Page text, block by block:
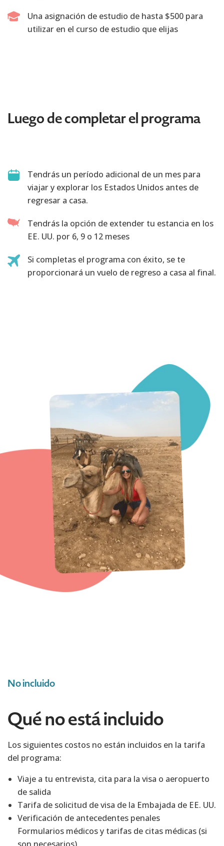
Una asignación de estudio de hasta $500 para
utilizar en el curso de estudio que elijas
Luego de completar el programa
Tendrás un período adicional de un mes para
viajar y explorar los Estados Unidos antes de
regresar a casa.
Tendrás la opción de extender tu estancia en los
EE. UU. por 6, 9 o 12 meses
Si completas el programa con éxito, se te
proporcionará un vuelo de regreso a casa al final.
No incluido
Qué no está incluido
Los siguientes costos no están incluidos en la tarifa
del programa:
Viaje a tu entrevista, cita para la visa o aeropuerto
de salida
Tarifa de solicitud de visa de la Embajada de EE. UU.
Verificación de antecedentes penales
Formularios médicos y tarifas de citas médicas (si